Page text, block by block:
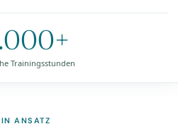
Trainingsstunden
ANSATZ